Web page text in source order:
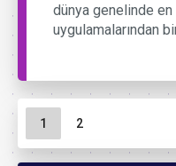
dünya genelinde
uygulamalarından
Sayfa gezinme
Geçerli Sayfa
1 Sayfa
2